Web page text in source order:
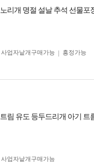
노리개 명절 설날 추석 선물포
사업자 낱개구매가능 흥정가능
트림 유도 등두드리개 아기 트
사업자 낱개구매가능